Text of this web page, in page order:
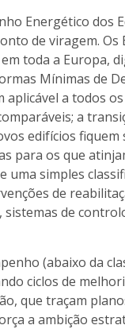
Energético dos
de viragem. Os
toda a Europa,
Mínimas de
aplicável a todos
a
edifícios
para os que
uma simples
de
de
(abaixo da
ciclos de
que traçam
a ambição